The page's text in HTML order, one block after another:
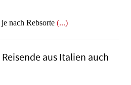
nach Rebsorte (...)
aus Italien auch